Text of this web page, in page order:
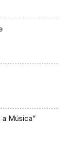
a Música”